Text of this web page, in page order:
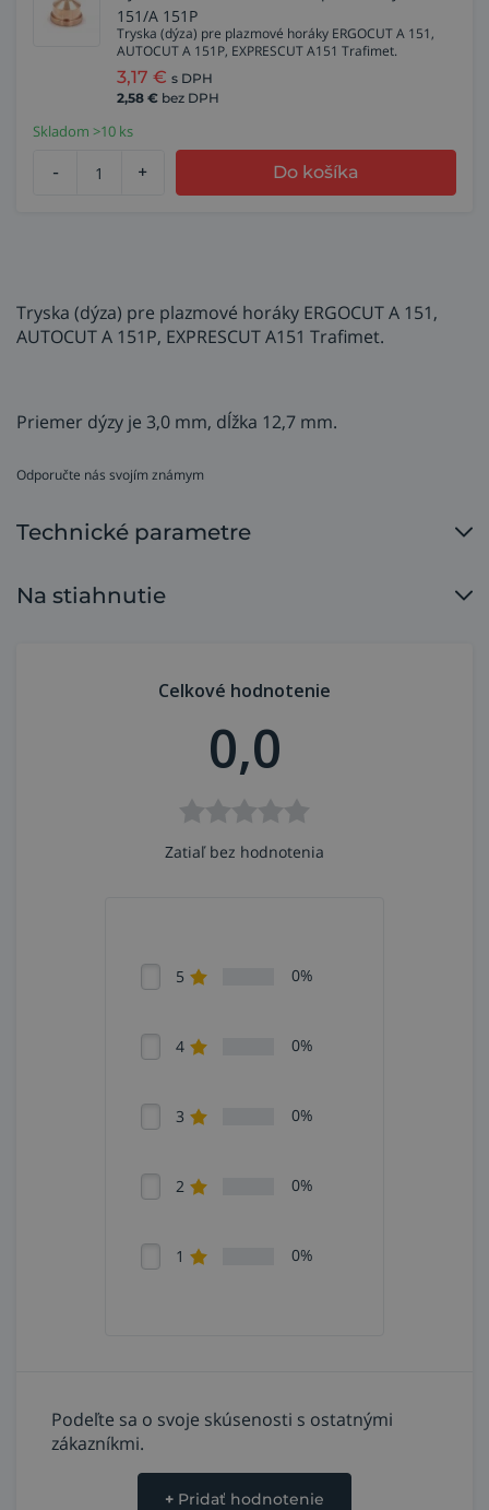
151/A 151P
Tryska (dýza) pre plazmové horáky ERGOCUT A 151,
AUTOCUT A 151P, EXPRESCUT A151 Trafimet.
3,17 € s DPH
2,58 € bez DPH
Skladom >10 ks
- + Do košíka
Tryska (dýza) pre plazmové horáky ERGOCUT A 151,
AUTOCUT A 151P, EXPRESCUT A151 Trafimet.
Priemer dýzy je 3,0 mm, dĺžka 12,7 mm.
Odporučte nás svojím známym
Technické parametre
Na stiahnutie
Celkové hodnotenie
0,0
Zatiaľ bez hodnotenia
5 0%
4 0%
3 0%
2 0%
1 0%
Podeľte sa o svoje skúsenosti s ostatnými
zákazníkmi.
+ Pridať hodnotenie